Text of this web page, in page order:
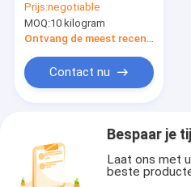
Veganistisch/Allergeenvrij/
Prijs:negotiable
MOQ:10 kilogram
Ontvang de meest recente Prijs
Contact nu
Bespaar je
Laat ons met
beste